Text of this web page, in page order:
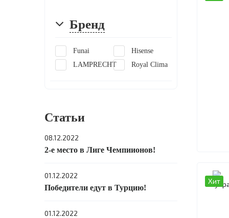
Бренд
Funai
Hisense
LAMPRECHT
Royal Clima
Статьи
08.12.2022
2-е место в Лиге Чемпиионов!
01.12.2022
Победители едут в Турцию!
01.12.2022
Хит